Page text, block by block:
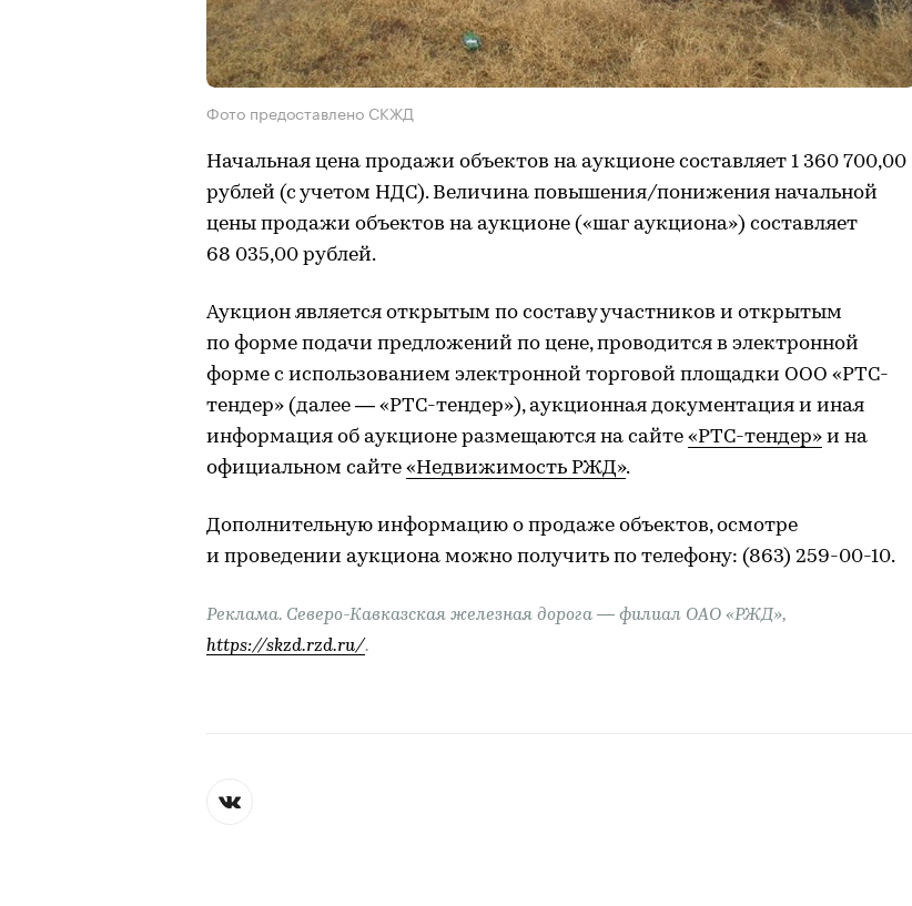
Фото предоставлено СКЖД
Начальная цена продажи объектов на аукционе составляет 1 360 700,00
рублей (с учетом НДС). Величина повышения/понижения начальной
цены продажи объектов на аукционе («шаг аукциона») составляет
68 035,00 рублей.
Аукцион является открытым по составу участников и открытым
по форме подачи предложений по цене, проводится в электронной
форме с использованием электронной торговой площадки ООО «РТС-
тендер» (далее — «РТС-тендер»), аукционная документация и иная
информация об аукционе размещаются на сайте «РТС-тендер» и на
официальном сайте «Недвижимость РЖД».
Дополнительную информацию о продаже объектов, осмотре
и проведении аукциона можно получить по телефону: (863) 259-00-10.
Реклама. Cеверо-Кавказская железная дорога — филиал ОАО «РЖД»,
https://skzd.rzd.ru/.